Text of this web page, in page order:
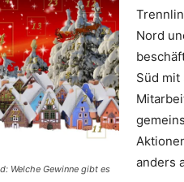
Welche Gewinne gibt es
Nord
Süd
anders